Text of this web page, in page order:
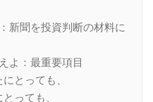
新聞を投資判断の材料に
よ：最重要項目
とっても、
っても、